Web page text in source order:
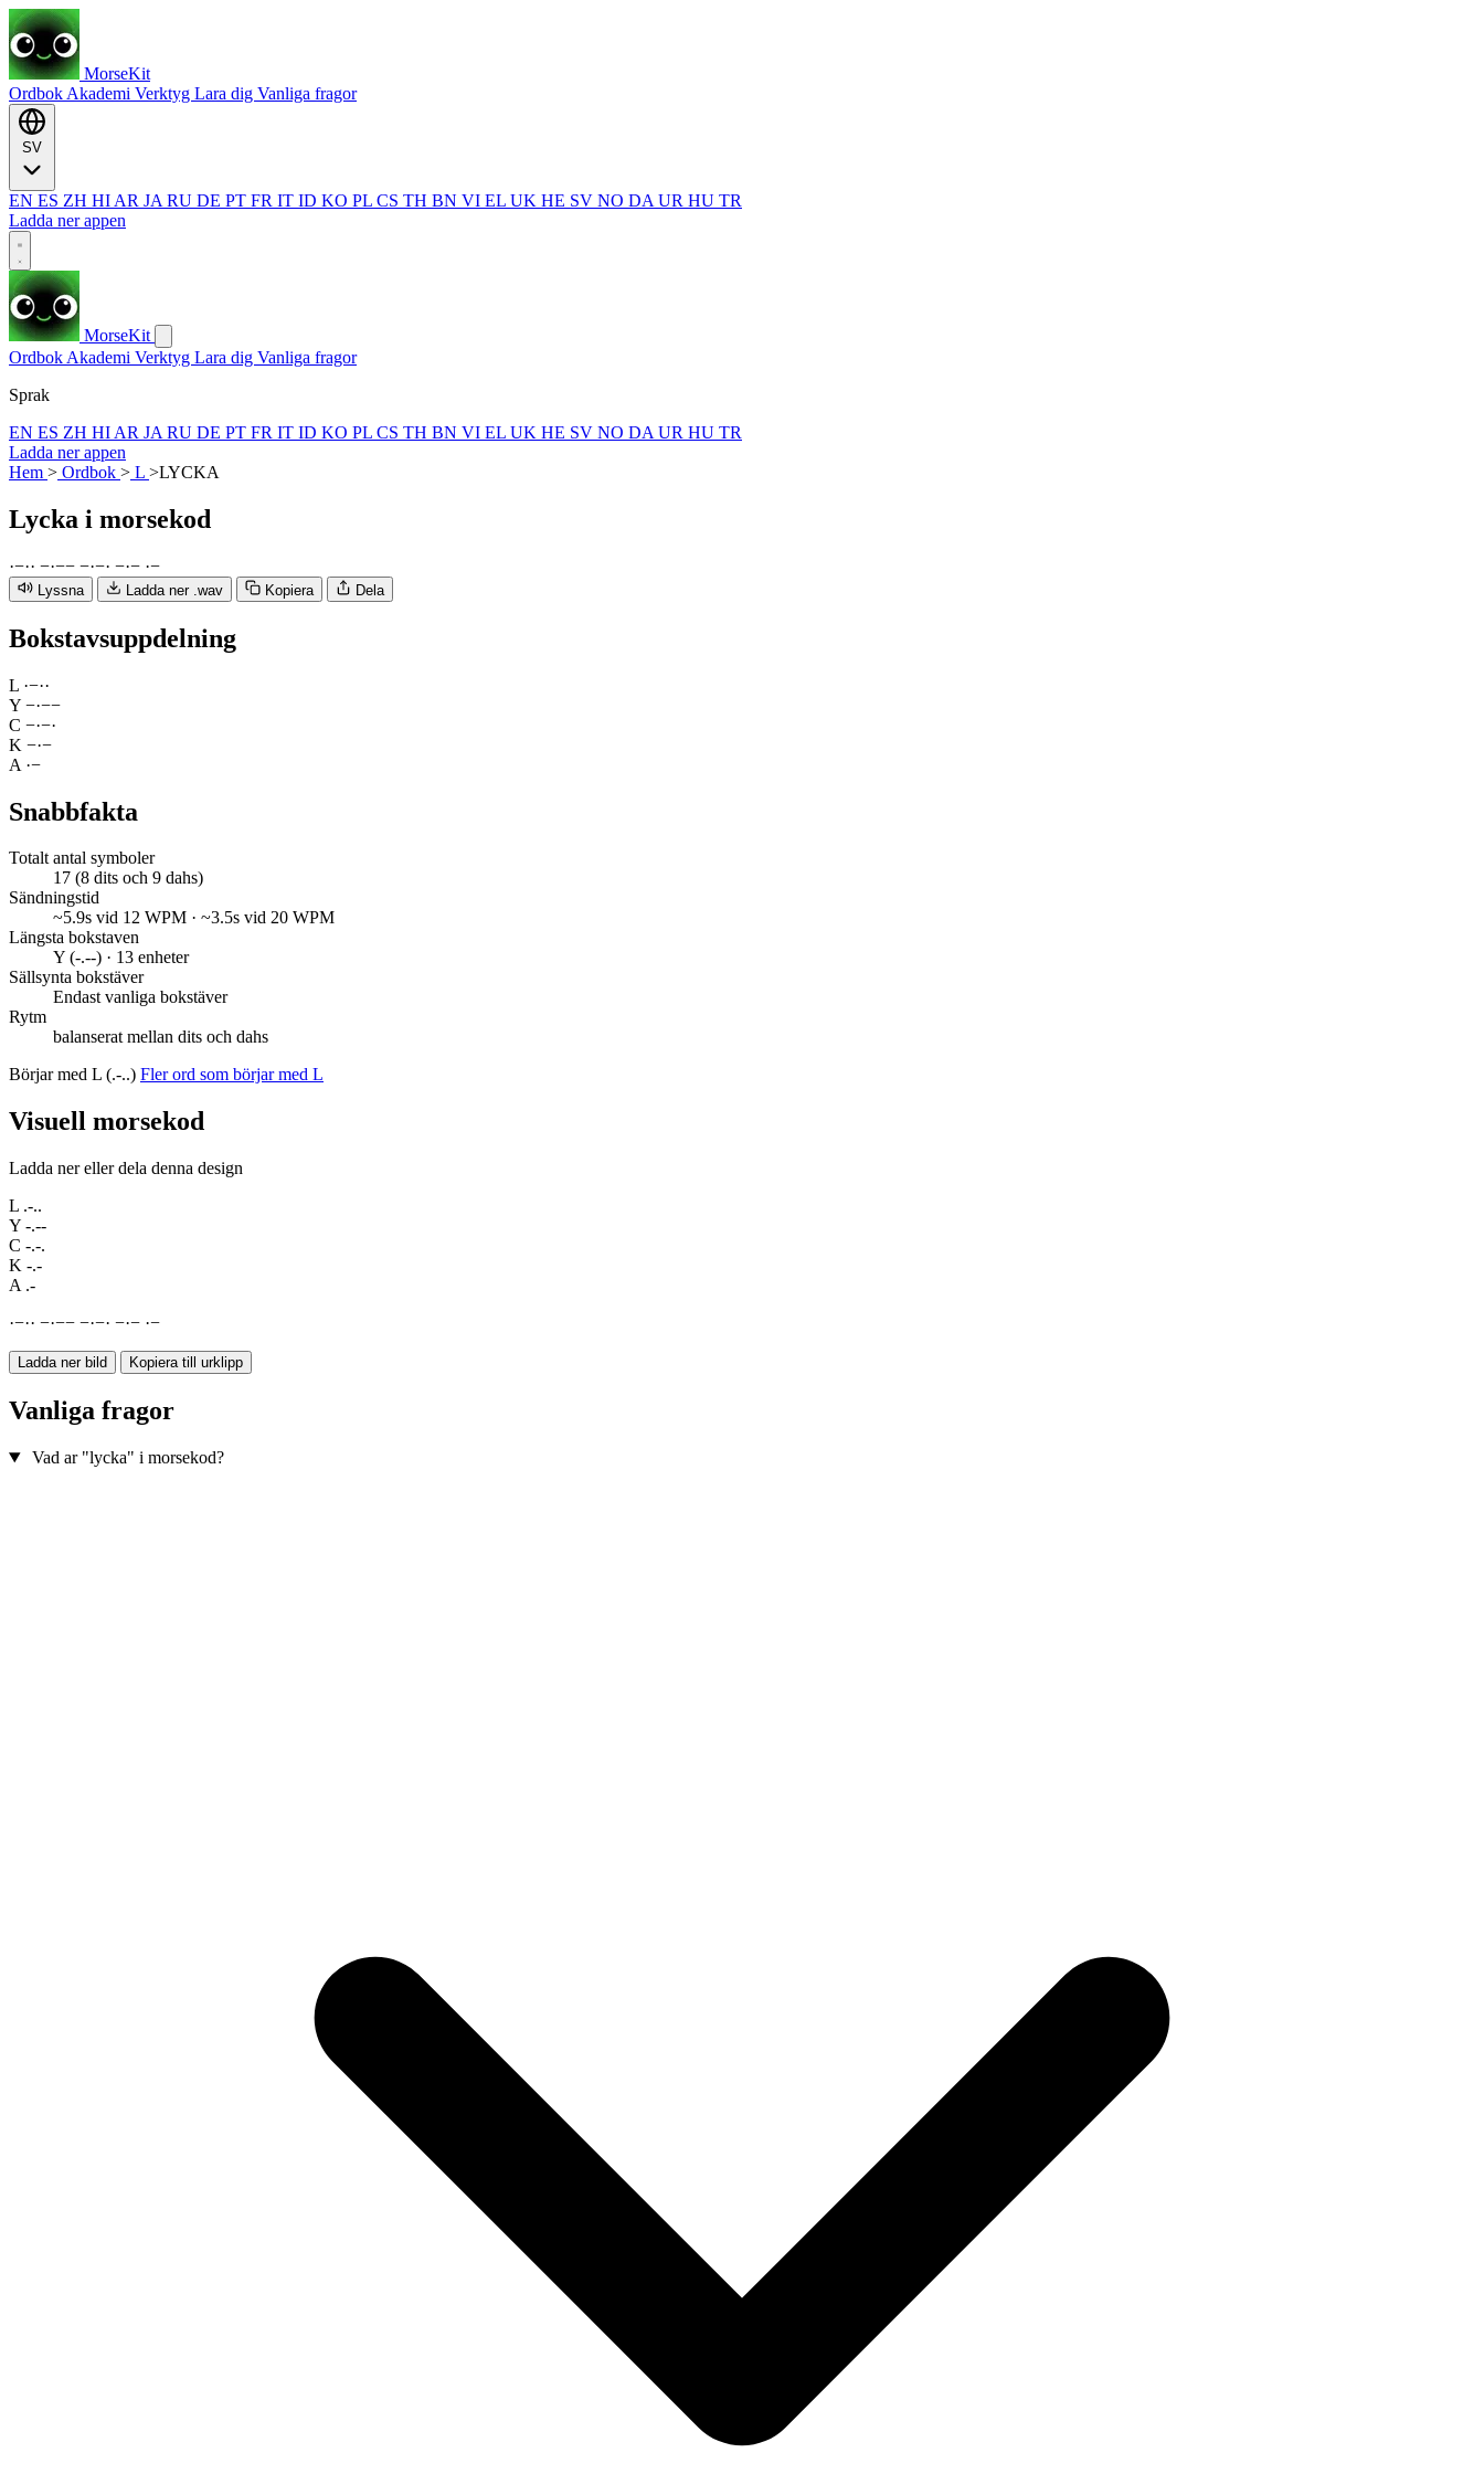
MorseKit
Ordbok Akademi Verktyg Lara dig Vanliga fragor
EN ES ZH HI AR JA RU DE PT FR IT ID KO PL CS TH BN VI EL UK HE SV NO DA UR HU TR
Ladda ner appen
MorseKit
Ordbok Akademi Verktyg Lara dig Vanliga fragor
Sprak
EN ES ZH HI AR JA RU DE PT FR IT ID KO PL CS TH BN VI EL UK HE SV NO DA UR HU TR
Ladda ner appen
Hem > Ordbok > L >LYCKA
Lycka i morsekod
·−·· −·−− −·−· −·− ·−
Lyssna Ladda ner .wav Kopiera Dela
Bokstavsuppdelning
L ·−··
Y −·−−
C −·−·
K −·−
A ·−
Snabbfakta
Totalt antal symboler
17 (8 dits och 9 dahs)
Sändningstid
~5.9s vid 12 WPM · ~3.5s vid 20 WPM
Längsta bokstaven
Y (-.--) · 13 enheter
Sällsynta bokstäver
Endast vanliga bokstäver
Rytm
balanserat mellan dits och dahs
Börjar med L (.-..) Fler ord som börjar med L
Visuell morsekod
Ladda ner eller dela denna design
L .-..
Y -.--
C -.-.
K -.-
A .-
·−·· −·−− −·−· −·− ·−
Ladda ner bild Kopiera till urklipp
Vanliga fragor
Vad ar "lycka" i morsekod?